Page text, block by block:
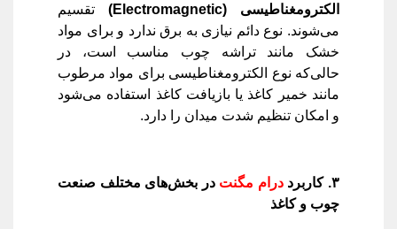
الکترومغناطیسی (Electromagnetic)
تقسیم
می‌شوند. نوع دائم نیازی به برق ندارد و برای مواد
خشک مانند تراشه چوب مناسب است، در
حالی‌که نوع الکترومغناطیسی برای مواد مرطوب
مانند خمیر کاغذ یا بازیافت کاغذ استفاده می‌شود
و امکان تنظیم شدت میدان را دارد.
۳.کاربرددرام مگنت در بخش‌های مختلف صنعت
چوب و کاغذ